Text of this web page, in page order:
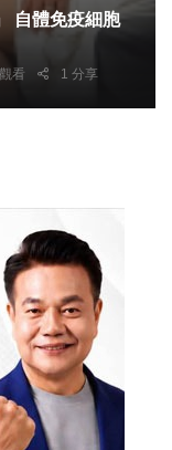
自體免疫細胞
看 1 分享